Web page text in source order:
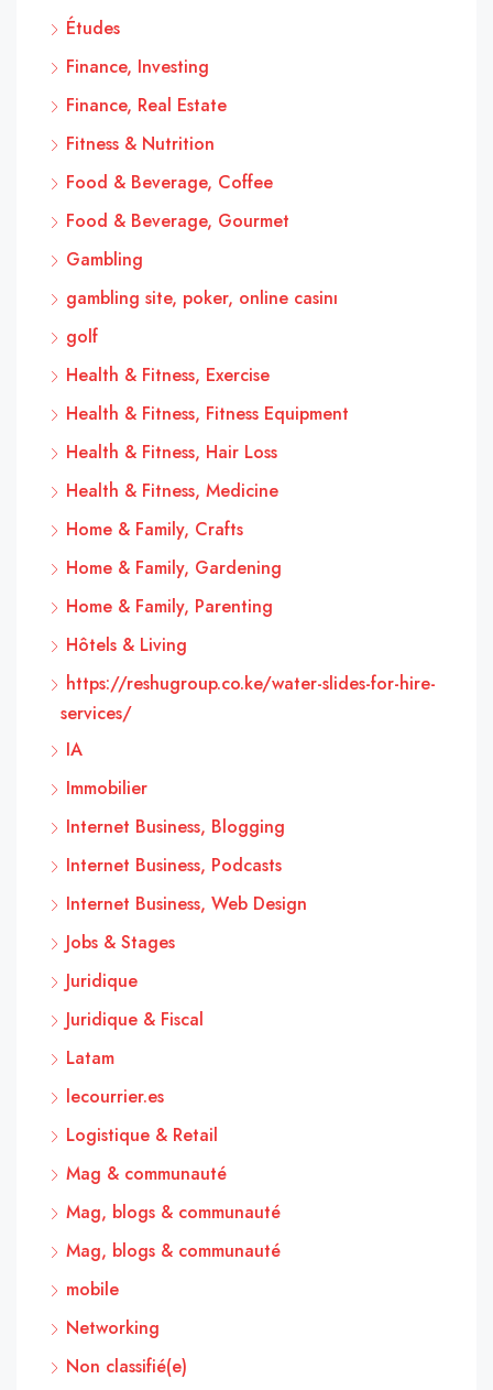
Études
Finance, Investing
Finance, Real Estate
Fitness & Nutrition
Food & Beverage, Coffee
Food & Beverage, Gourmet
Gambling
gambling site, poker, online casinı
golf
Health & Fitness, Exercise
Health & Fitness, Fitness Equipment
Health & Fitness, Hair Loss
Health & Fitness, Medicine
Home & Family, Crafts
Home & Family, Gardening
Home & Family, Parenting
Hôtels & Living
https://reshugroup.co.ke/water-slides-for-hire-
services/
IA
Immobilier
Internet Business, Blogging
Internet Business, Podcasts
Internet Business, Web Design
Jobs & Stages
Juridique
Juridique & Fiscal
Latam
lecourrier.es
Logistique & Retail
Mag & communauté
Mag, blogs & communauté
Mag, blogs & communauté
mobile
Networking
Non classifié(e)